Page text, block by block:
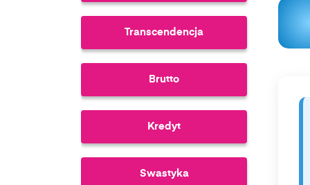
Transcendencja
Brutto
Kredyt
Swastyka